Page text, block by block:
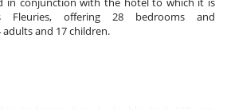
Fleuries, offering 28 bedrooms and
and 17 children.